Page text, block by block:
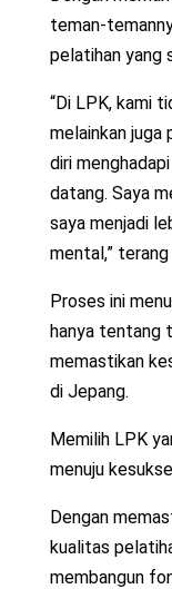
teman-
pelatihan yang
“Di LPK, kami
melainkan juga
diri
datang. Saya
saya menjadi
mental,” terang
Proses ini
hanya tentang
memastikan
di Jepang.
Memilih LPK
menuju
Dengan
kualitas
membangun